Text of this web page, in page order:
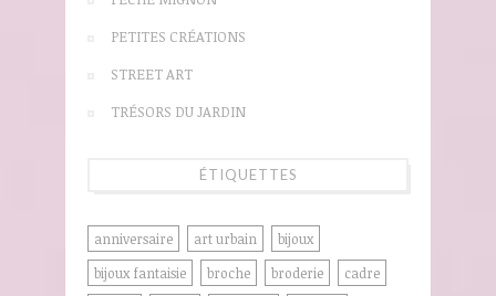
PETITES CRÉATIONS
STREET ART
TRÉSORS DU JARDIN
ÉTIQUETTES
anniversaire art urbain
bijoux
bijoux fantaisie
broche broderie
cadre